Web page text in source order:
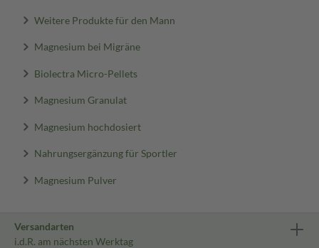
Weitere Produkte für den Mann
Magnesium bei Migräne
Biolectra Micro-Pellets
Magnesium Granulat
Magnesium hochdosiert
Nahrungsergänzung für Sportler
Magnesium Pulver
Versandarten
i.d.R. am nächsten Werktag